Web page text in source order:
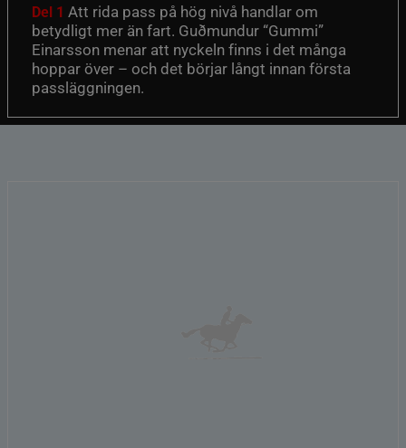
Del 1 Att rida pass på hög nivå handlar om
betydligt mer än fart. Guðmundur “Gummi”
Einarsson menar att nyckeln finns i det många
hoppar över – och det börjar långt innan första
passläggningen.